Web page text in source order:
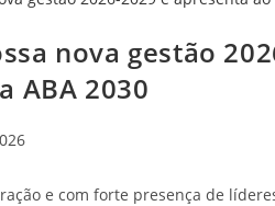
nova gestão
ABA 2030
e com forte presença de